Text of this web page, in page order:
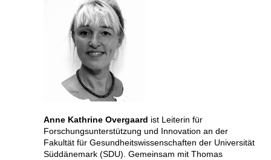
Anne Kathrine Overgaard ist Leiterin für
Forschungsunterstützung und Innovation an der
Fakultät für Gesundheitswissenschaften der Universität
Süddänemark (SDU). Gemeinsam mit Thomas